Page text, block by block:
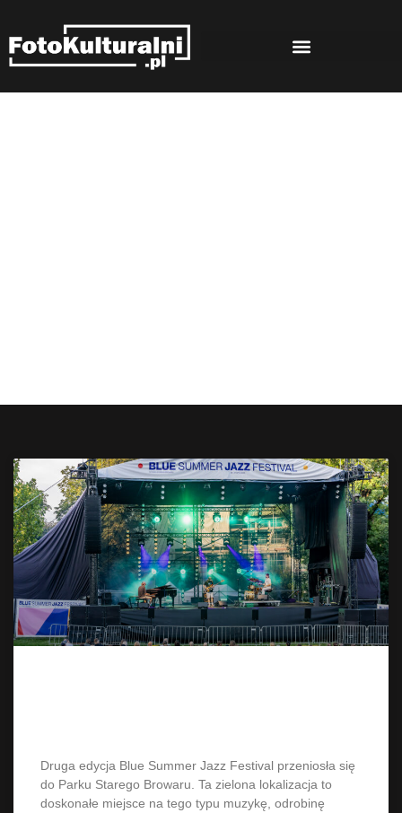
Druga edycja Blue Summer Jazz Festival przeniosła się
do Parku Starego Browaru. Ta zielona lokalizacja to
doskonałe miejsce na tego typu muzykę, odrobinę